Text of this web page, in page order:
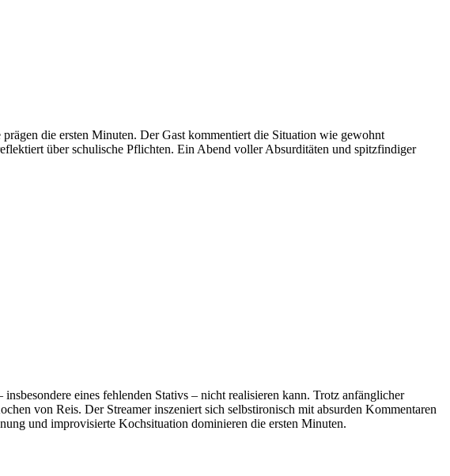
die ersten Minuten. Der Gast kommentiert die Situation wie gewohnt
über schulische Pflichten. Ein Abend voller Absurditäten und spitzfindiger
eines fehlenden Stativs – nicht realisieren kann. Trotz anfänglicher
von Reis. Der Streamer inszeniert sich selbstironisch mit absurden Kommentaren
und improvisierte Kochsituation dominieren die ersten Minuten.